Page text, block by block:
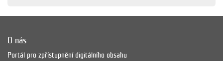
O nás
Portál pro zpřístupnění digitálního obsahu